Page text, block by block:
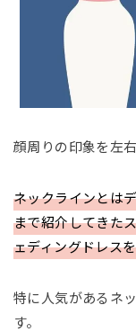
顔周りの印象を左
ネックラインとは
まで紹介してきた
ェディングドレス
特に人気があるネ
す。